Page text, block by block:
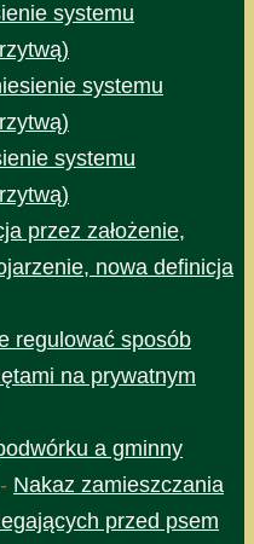
systemu
systemu
systemu
przez założenie,
nowa definicja
regulować sposób
na prywatnym
a gminny
- Nakaz zamieszczania
przed psem